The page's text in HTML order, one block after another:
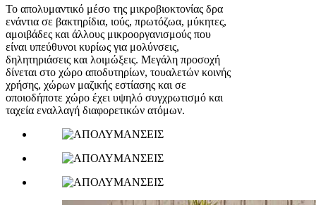
Το απολυμαντικό μέσο της μικροβιοκτονίας δρα
ενάντια σε βακτηρίδια, ιούς, πρωτόζωα, μύκητες,
αμοιβάδες και άλλους μικροοργανισμούς που
είναι υπεύθυνοι κυρίως για μολύνσεις,
δηλητηριάσεις και λοιμώξεις. Μεγάλη προσοχή
δίνεται στο χώρο αποδυτηρίων, τουαλετών κοινής
χρήσης, χώρων μαζικής εστίασης και σε
οποιοδήποτε χώρο έχει υψηλό συγχρωτισμό και
ταχεία εναλλαγή διαφορετικών ατόμων.